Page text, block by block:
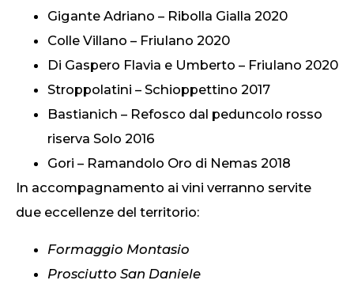
Gigante Adriano – Ribolla Gialla 2020
Colle Villano – Friulano 2020
Di Gaspero Flavia e Umberto – Friulano 2020
Stroppolatini – Schioppettino 2017
Bastianich – Refosco dal peduncolo rosso
riserva Solo 2016
Gori – Ramandolo Oro di Nemas 2018
In accompagnamento ai vini verranno servite
due eccellenze del territorio:
Formaggio Montasio
Prosciutto San Daniele